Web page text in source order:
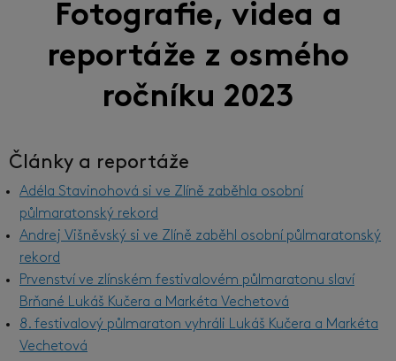
Fotografie, videa a
reportáže z osmého
ročníku 2023
Články a reportáže
Adéla Stavinohová si ve Zlíně zaběhla osobní
půlmaratonský rekord
Andrej Višněvský si ve Zlíně zaběhl osobní půlmaratonský
rekord
Prvenství ve zlínském festivalovém půlmaratonu slaví
Brňané Lukáš Kučera a Markéta Vechetová
8. festivalový půlmaraton vyhráli Lukáš Kučera a Markéta
Vechetová